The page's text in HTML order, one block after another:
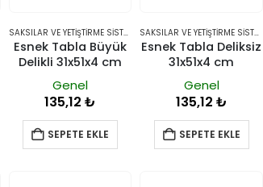
SAKSILAR VE YETIŞTIRME SISTEMLERI ,TABLALAR
Esnek Tabla Büyük
Delikli 31x51x4 cm
Genel
135,12₺
SEPETE EKLE
SAKSILAR VE YETIŞTIRME SISTEMLERI
Esnek Tabla Deliksiz
31x51x4 cm
Genel
135,12₺
SEPETE EKLE